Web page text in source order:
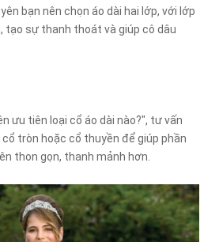
bạn nên chọn áo dài hai lớp, với lớp
tạo sự thanh thoát và giúp cô dâu
ưu tiên loại cổ áo dài nào?", tư vấn
tròn hoặc cổ thuyền để giúp phần
thon gọn, thanh mảnh hơn.